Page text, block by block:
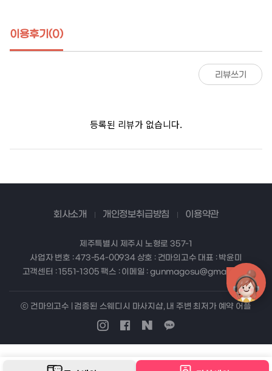
이용후기(0)
리뷰쓰기
등록된 리뷰가 없습니다.
회사소개 개인정보취급방침 이용약관
제주특별시 제주시 노형로 357-1
사업자 번호 : 473-54-00934 상호 : 건마의고수 대표 : 박윤미
고객센터 : 1551-1305 팩스 : 이메일 : gunmagosu@gmail.com
ⓒ 건마의고수 | 검증된 스웨디시 마사지샵, 내 주변 최저가 예약 어플